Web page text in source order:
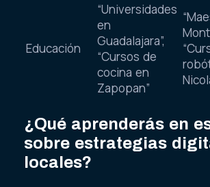
Educación
“Universidades
en
Guadalajara”,
“Cursos de
cocina en
Zapopan”
¿Qué aprenderás en
sobre estrategias
locales?